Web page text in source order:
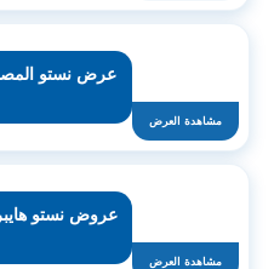
مشاهدة العرض
مشاهدة العرض